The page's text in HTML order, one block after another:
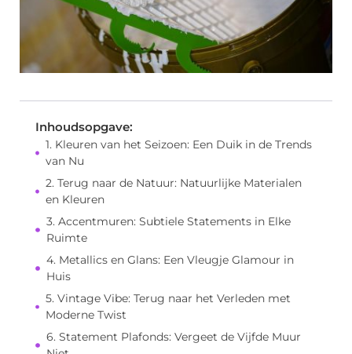
Inhoudsopgave:
1. Kleuren van het Seizoen: Een Duik in de Trends
van Nu
2. Terug naar de Natuur: Natuurlijke Materialen
en Kleuren
3. Accentmuren: Subtiele Statements in Elke
Ruimte
4. Metallics en Glans: Een Vleugje Glamour in
Huis
5. Vintage Vibe: Terug naar het Verleden met
Moderne Twist
6. Statement Plafonds: Vergeet de Vijfde Muur